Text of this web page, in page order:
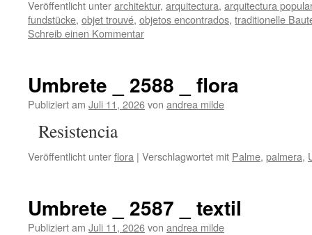
Veröffentlicht unterarchitektur, arquitectura, arquitectura popular
fundstücke, objet trouvé, objetos encontrados, traditionelle
Schreib einen Kommentar
Umbrete _ 2588 _ flora
Publiziert am Juli 11, 2026von andrea milde
Resistencia
Veröffentlicht unterflora | Verschlagwortet mit Palme, palmera,
Umbrete _ 2587 _ textil
Publiziert am Juli 11, 2026von andrea milde